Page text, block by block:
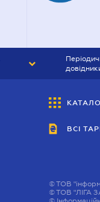
ВСІ
©ТОВ
©ТОВ "ЛІГА